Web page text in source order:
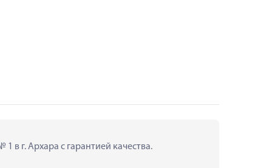
в г. Архара с гарантией качества.